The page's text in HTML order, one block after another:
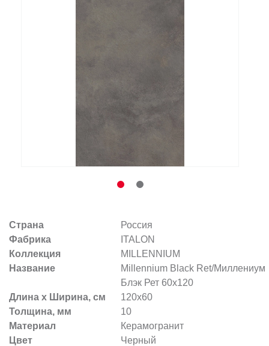
Страна
Россия
Фабрика
ITALON
Коллекция
MILLENNIUM
Название
Millennium Black Ret/Миллениум
Блэк Рет 60х120
Длина х Ширина, см
120x60
Толщина, мм
10
Материал
Керамогранит
Цвет
Черный